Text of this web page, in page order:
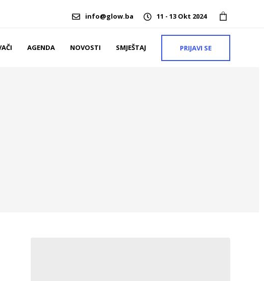
info@glow.ba 11 - 13 Okt 2024
AGENDA NOVOSTI SMJEŠTAJ PRIJAVI SE